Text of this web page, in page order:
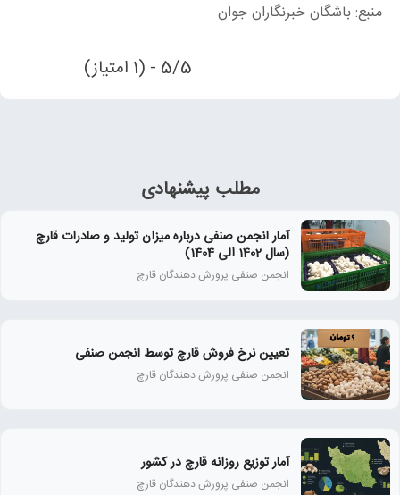
منبع: باشگان خبرنگاران جوان
5/5 - (1 امتیاز)
مطلب پیشنهادی
آمار انجمن صنفی درباره میزان تولید و صادرات قارچ
(سال 1402 الی 1404)
انجمن صنفی پرورش دهندگان قارچ
تعیین نرخ فروش قارچ توسط انجمن صنفی
انجمن صنفی پرورش دهندگان قارچ
آمار توزیع روزانه قارچ در کشور
انجمن صنفی پرورش دهندگان قارچ